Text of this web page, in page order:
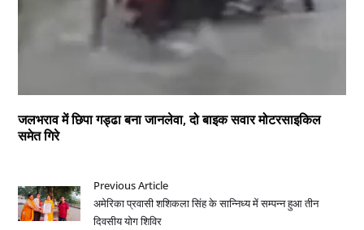
जलभराव में छिपा गड्ढा बना जानलेवा, दो बाइक सवार मोटरसाइकिल
समेत गिरे
Previous Article
अमेरिका प्रवासी शशिकला सिंह के सान्निध्य में सम्पन्न हुआ तीन
दिवसीय योग शिविर